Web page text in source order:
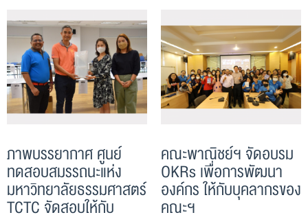
ภาพบรรยากาศ ศูนย์
ทดสอบสมรรถนะแห่ง
มหาวิทยาลัยธรรมศาสตร์
TCTC จัดสอบให้กับ
คณะพาณิชย์ฯ จัดอบรม
OKRs เพื่อการพัฒนา
องค์กร ให้กับบุคลากรของ
คณะฯ